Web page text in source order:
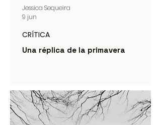
Una réplica de la primavera
CRÍTICA
Jessica Sequeira
9 jun